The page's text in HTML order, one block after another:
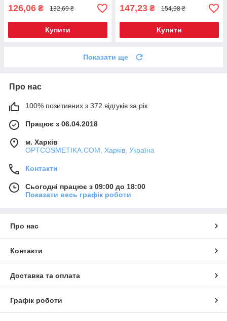
126,06 ₴ 132,69 ₴
Купити
147,23 ₴ 154,98 ₴
Купити
Показати ще
Про нас
100% позитивних з 372 відгуків за рік
Працює з 06.04.2018
м. Харків
OPTCOSMETIKA.COM, Харків, Україна
Контакти
Сьогодні працює з 09:00 до 18:00
Показати весь графік роботи
Про нас
Контакти
Доставка та оплата
Графік роботи